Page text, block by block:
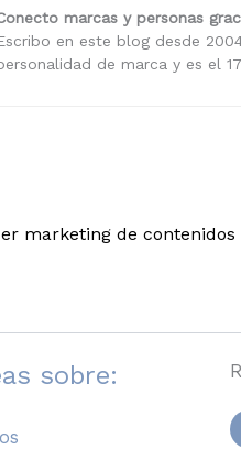
marcas y personas
en este blog desde
de marca y es el
sobre: